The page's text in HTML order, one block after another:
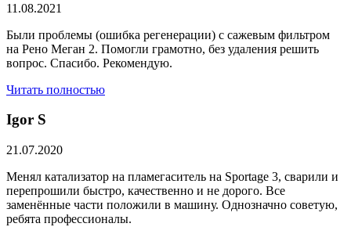
11.08.2021
Были проблемы (ошибка регенерации) с сажевым фильтром
на Рено Меган 2. Помогли грамотно, без удаления решить
вопрос. Спасибо. Рекомендую.
Читать полностью
​Igor S
21.07.2020
Менял катализатор на пламегаситель на Sportage 3, сварили и
перепрошили быстро, качественно и не дорого. Все
заменённые части положили в машину. Однозначно советую,
ребята профессионалы.